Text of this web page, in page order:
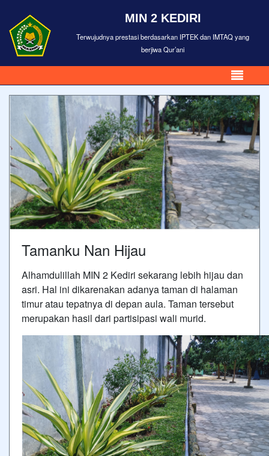
MIN 2 KEDIRI
Terwujudnya prestasi berdasarkan IPTEK dan IMTAQ yang
berjiwa Qur’ani
Tamanku Nan Hijau
Alhamdulillah MIN 2 Kediri sekarang lebih hijau dan
asri. Hal ini dikarenakan adanya taman di halaman
timur atau tepatnya di depan aula. Taman tersebut
merupakan hasil dari partisipasi wali murid.